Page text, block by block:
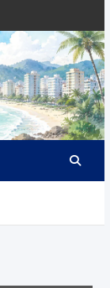
Litoral
Notícias da
Baixada Santista